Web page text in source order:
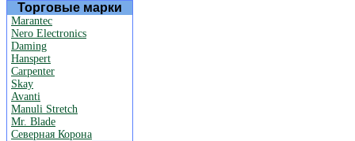
Торговые марки
Marantec
Nero Electronics
Daming
Hanspert
Carpenter
Skay
Avanti
Manuli Stretch
Mr. Blade
Северная Корона